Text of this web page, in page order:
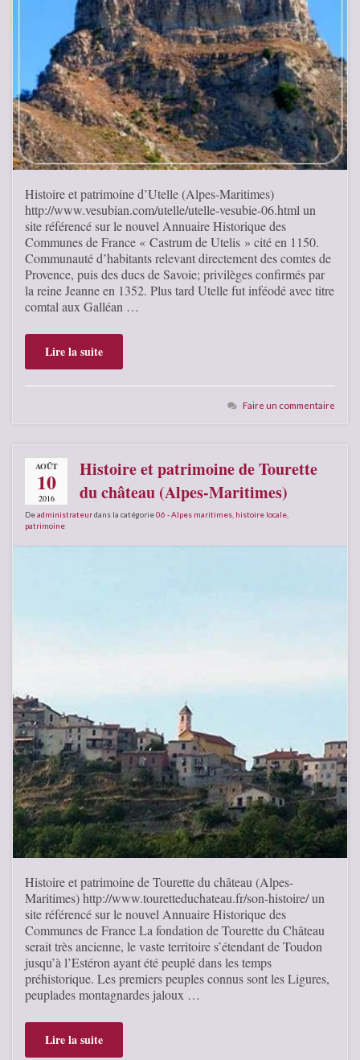
Histoire et patrimoine d’Utelle (Alpes-Maritimes)
http://www.vesubian.com/utelle/utelle-vesubie-06.html un
site référencé sur le nouvel Annuaire Historique des
Communes de France « Castrum de Utelis » cité en 1150.
Communauté d’habitants relevant directement des comtes de
Provence, puis des ducs de Savoie; privilèges confirmés par
la reine Jeanne en 1352. Plus tard Utelle fut inféodé avec titre
comtal aux Galléan …
Lire la suite
Faire un commentaire
AOÛT
10
2016
Histoire et patrimoine de Tourette
du château (Alpes-Maritimes)
Deadministrateurdans la catégorie06 - Alpes maritimes histoire locale
patrimoine
Histoire et patrimoine de Tourette du château (Alpes-
Maritimes) http://www.touretteduchateau.fr/son-histoire/ un
site référencé sur le nouvel Annuaire Historique des
Communes de France La fondation de Tourette du Château
serait très ancienne, le vaste territoire s’étendant de Toudon
jusqu’à l’Estéron ayant été peuplé dans les temps
préhistorique. Les premiers peuples connus sont les Ligures,
peuplades montagnardes jaloux …
Lire la suite